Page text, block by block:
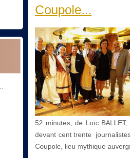
Coupole...
52 minutes, de Loïc
devant cent trente
Coupole, lieu mythique